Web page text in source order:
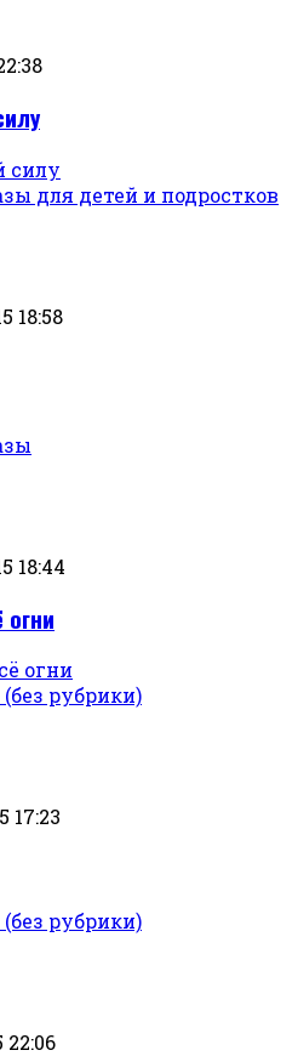
для детей и подростков
18:58
18:44
рубрики)
17:23
рубрики)
22:06